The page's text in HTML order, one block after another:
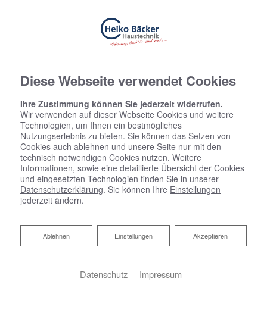
Fördermittel für barrierefreie
Diese Webseite verwendet Cookies
Ihre Zustimmung können Sie jederzeit widerrufen.
Wir verwenden auf dieser Webseite Cookies und weitere
Technologien, um Ihnen ein bestmögliches
Nutzungserlebnis zu bieten. Sie können das Setzen von
Cookies auch ablehnen und unsere Seite nur mit den
technisch notwendigen Cookies nutzen. Weitere
Informationen, sowie eine detaillierte Übersicht der Cookies
und eingesetzten Technologien finden Sie in unserer
Datenschutzerklärung. Sie können Ihre Einstellungen
jederzeit ändern.
Akzeptieren
Einstellungen
Ablehnen
Ablehnen
Datenschutz Impressum